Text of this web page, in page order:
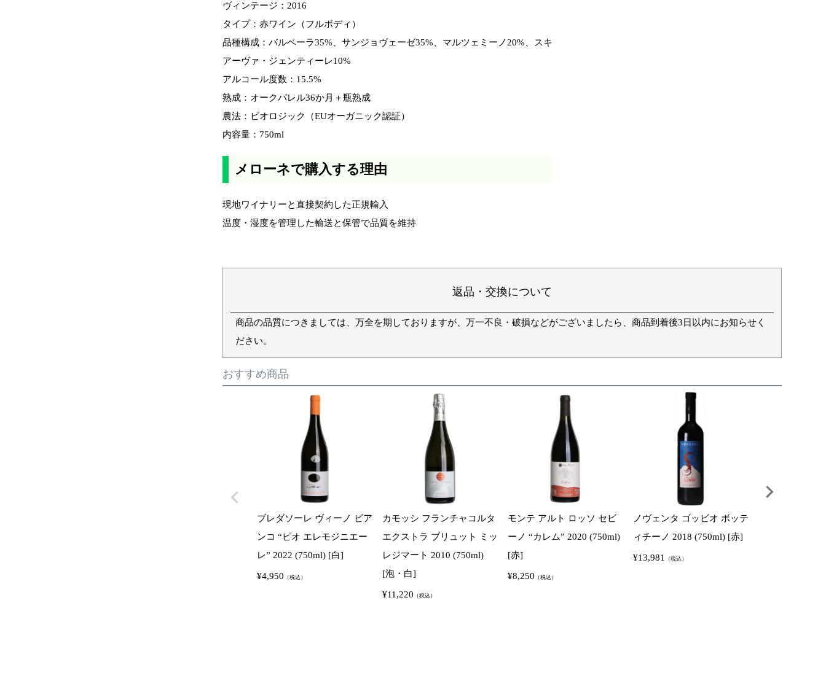
ヴィンテージ：2016
タイプ：赤ワイン（フルボディ）
品種構成：バルベーラ35%、サンジョヴェーゼ35%、マルツェミーノ20%、スキ
アーヴァ・ジェンティーレ10%
アルコール度数：15.5%
熟成：オークバレル36か月＋瓶熟成
農法：ビオロジック（EUオーガニック認証）
内容量：750ml
メローネで購入する理由
現地ワイナリーと直接契約した正規輸入
温度・湿度を管理した輸送と保管で品質を維持
返品・交換について
商品の品質につきましては、万全を期しておりますが、万一不良・破損などがございましたら、商品到着後3日以内にお知らせく
ださい。
おすすめ商品
ブレダソーレ ヴィーノ ビア
ンコ “ピオ エレモジニエー
レ” 2022 (750ml) [白]
¥4,950 （税込）
カモッシ フランチャコルタ
エクストラ ブリュット ミッ
レジマート 2010 (750ml)
[泡・白]
¥11,220 （税込）
モンテ アルト ロッソ セビ
ーノ “カレム” 2020 (750ml)
[赤]
¥8,250 （税込）
ノヴェンタ ゴッビオ ボッテ
ィチーノ 2018 (750ml) [赤]
¥13,981 （税込）